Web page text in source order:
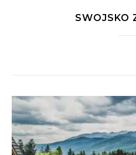
SWOJSKO